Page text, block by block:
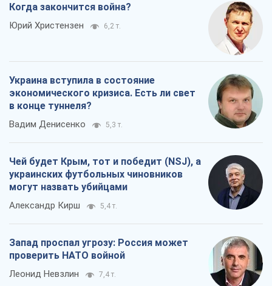
Когда закончится война?
Юрий Христензен 6,2 т.
Украина вступила в состояние
экономического кризиса. Есть ли свет
в конце туннеля?
Вадим Денисенко 5,3 т.
Чей будет Крым, тот и победит (NSJ), а
украинских футбольных чиновников
могут назвать убийцами
Александр Кирш 5,4 т.
Запад проспал угрозу: Россия может
проверить НАТО войной
Леонид Невзлин 7,4 т.